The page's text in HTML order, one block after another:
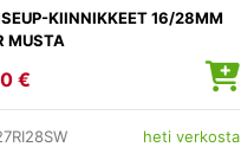
KIINNIKKEET 16/28MM
MUSTA
€
heti verkosta